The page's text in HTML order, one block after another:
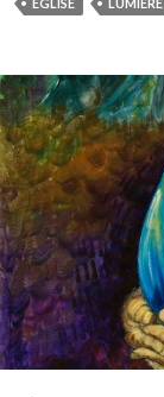
EGLISE LUMIÈRE